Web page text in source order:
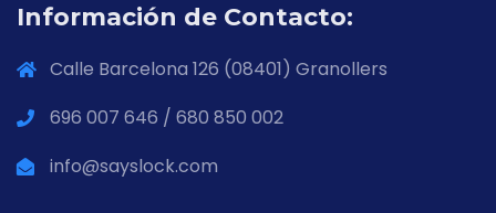
Información de Contacto:
Calle Barcelona 126 (08401) Granollers
696 007 646 / 680 850 002
info@sayslock.com